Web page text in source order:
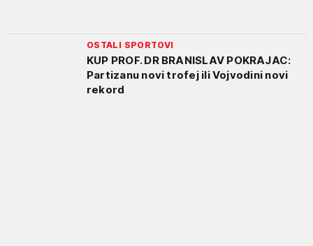
OSTALI SPORTOVI
KUP PROF. DR BRANISLAV POKRAJAC:
Partizanu novi trofej ili Vojvodini novi
rekord